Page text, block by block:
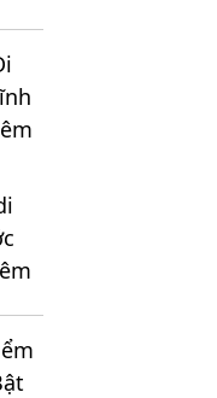
Ngày
Đêm
Ngày
:
Di